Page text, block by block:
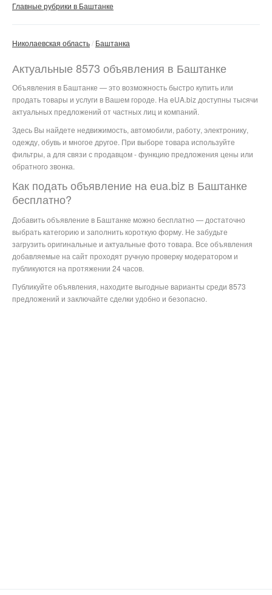
Главные рубрики в Баштанке
Николаевская область Баштанка
Актуальные 8573 объявления в Баштанке
Объявления в Баштанке — это возможность быстро купить или
продать товары и услуги в Вашем городе. На eUA.biz доступны тысячи
актуальных предложений от частных лиц и компаний.
Здесь Вы найдете недвижимость, автомобили, работу, электронику,
одежду, обувь и многое другое. При выборе товара используйте
фильтры, а для связи с продавцом - функцию предложения цены или
обратного звонка.
Как подать объявление на eua.biz в Баштанке
бесплатно?
Добавить объявление в Баштанке можно бесплатно — достаточно
выбрать категорию и заполнить короткую форму. Не забудьте
загрузить оригинальные и актуальные фото товара. Все объявления
добавляемые на сайт проходят ручную проверку модератором и
публикуются на протяжении 24 часов.
Публикуйте объявления, находите выгодные варианты среди 8573
предложений и заключайте сделки удобно и безопасно.